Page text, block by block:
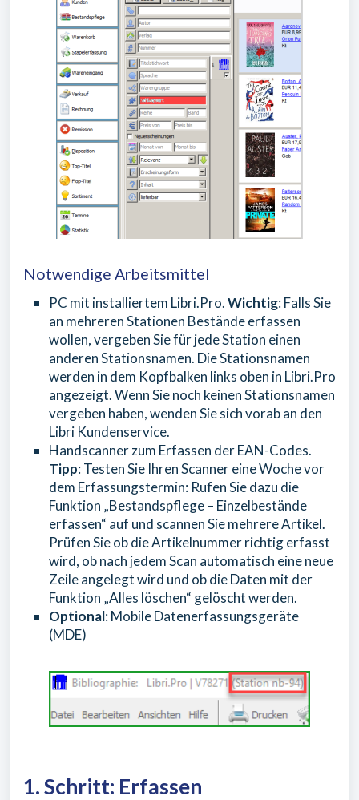
Notwendige Arbeitsmittel
PC mit installiertem Libri.Pro.Wichtig: Falls Sie
an mehreren Stationen Bestände erfassen
wollen, vergeben Sie für jede Station einen
anderen Stationsnamen. Die Stationsnamen
werden in dem Kopfbalken links oben in Libri.Pro
angezeigt. Wenn Sie noch keinen Stationsnamen
vergeben haben, wenden Sie sich vorab an den
Libri Kundenservice.
Handscanner zum Erfassen der EAN-Codes.
Tipp: Testen Sie Ihren Scanner eine Woche vor
dem Erfassungstermin: Rufen Sie dazu die
Funktion „Bestandspflege – Einzelbestände
erfassen“ auf und scannen Sie mehrere Artikel.
Prüfen Sie ob die Artikelnummer richtig erfasst
wird, ob nach jedem Scan automatisch eine neue
Zeile angelegt wird und ob die Daten mit der
Funktion „Alles löschen“ gelöscht werden.
Optional: Mobile Datenerfassungsgeräte
(MDE)
1. Schritt: Erfassen